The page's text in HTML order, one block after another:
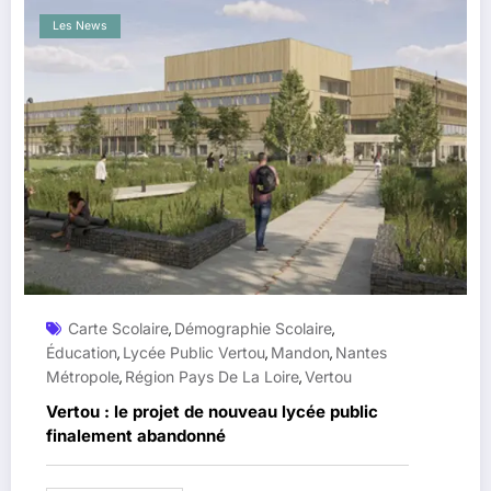
Les News
Carte Scolaire, Démographie Scolaire,
Éducation, Lycée Public Vertou, Mandon, Nantes
Métropole, Région Pays De La Loire,Vertou
Vertou : le projet de nouveau lycée public
finalement abandonné